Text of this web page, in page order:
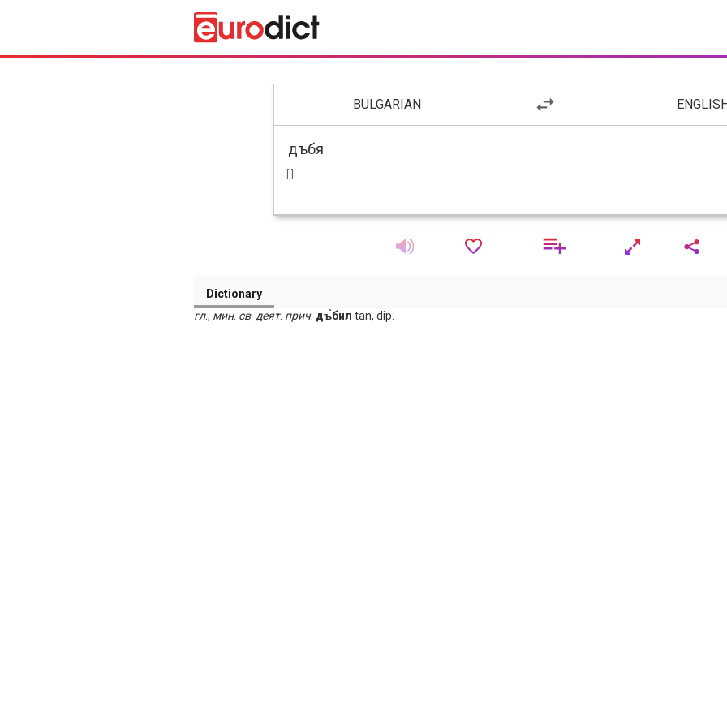
BULGARIAN
Dictionary
гл., мин. св. деят. прич. дъ̀бил tan, dip.